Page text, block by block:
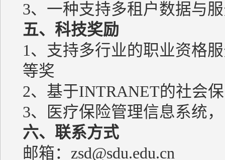
3、一种支持多租户数据与
五、 科技奖励
1、支持多行业的职业资格
等奖
2、基于INTRANET的社会
3、医疗保险管理信息系统
六、联系方式
邮箱：zsd@sdu.edu.cn